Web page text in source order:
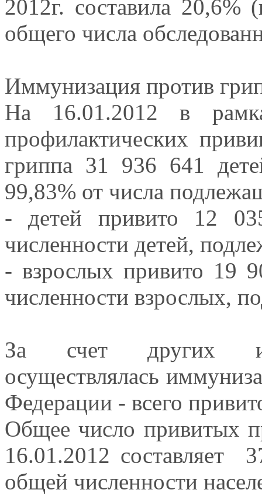
2012г. составила 20,6%
общего числа
Иммунизация против
На 16.01.2012 в
профилактических
гриппа 31 936 641
99,83% от числа
- детей привито 12
численности детей,
- взрослых привито 19
численности взрослых,
За счет других
осуществлялась
Федерации - всего
Общее число привитых
16.01.2012 составляет
общей численности